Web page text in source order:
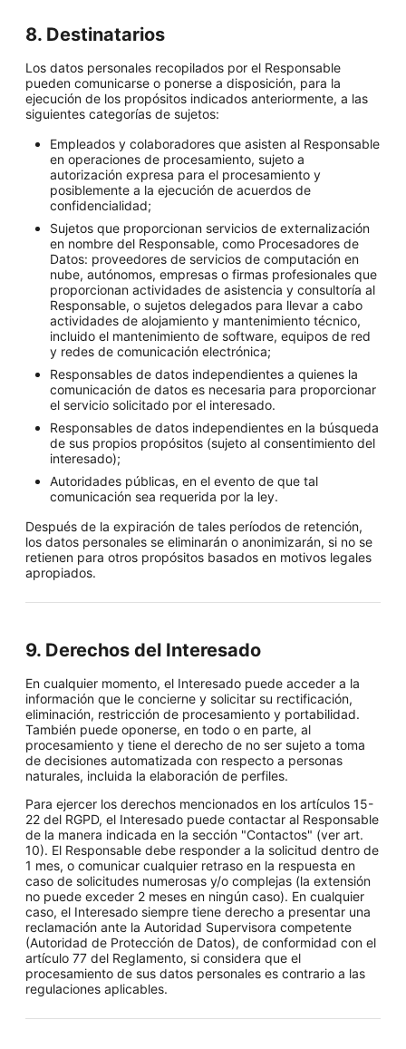
8. Destinatarios
Los datos personales recopilados por el Responsable
pueden comunicarse o ponerse a disposición, para la
ejecución de los propósitos indicados anteriormente, a las
siguientes categorías de sujetos:
Empleados y colaboradores que asisten al Responsable
en operaciones de procesamiento, sujeto a
autorización expresa para el procesamiento y
posiblemente a la ejecución de acuerdos de
confidencialidad;
Sujetos que proporcionan servicios de externalización
en nombre del Responsable, como Procesadores de
Datos: proveedores de servicios de computación en
nube, autónomos, empresas o firmas profesionales que
proporcionan actividades de asistencia y consultoría al
Responsable, o sujetos delegados para llevar a cabo
actividades de alojamiento y mantenimiento técnico,
incluido el mantenimiento de software, equipos de red
y redes de comunicación electrónica;
Responsables de datos independientes a quienes la
comunicación de datos es necesaria para proporcionar
el servicio solicitado por el interesado.
Responsables de datos independientes en la búsqueda
de sus propios propósitos (sujeto al consentimiento del
interesado);
Autoridades públicas, en el evento de que tal
comunicación sea requerida por la ley.
Después de la expiración de tales períodos de retención,
los datos personales se eliminarán o anonimizarán, si no se
retienen para otros propósitos basados en motivos legales
apropiados.
9. Derechos del Interesado
En cualquier momento, el Interesado puede acceder a la
información que le concierne y solicitar su rectificación,
eliminación, restricción de procesamiento y portabilidad.
También puede oponerse, en todo o en parte, al
procesamiento y tiene el derecho de no ser sujeto a toma
de decisiones automatizada con respecto a personas
naturales, incluida la elaboración de perfiles.
Para ejercer los derechos mencionados en los artículos 15-
22 del RGPD, el Interesado puede contactar al Responsable
de la manera indicada en la sección "Contactos" (ver art.
10). El Responsable debe responder a la solicitud dentro de
1 mes, o comunicar cualquier retraso en la respuesta en
caso de solicitudes numerosas y/o complejas (la extensión
no puede exceder 2 meses en ningún caso). En cualquier
caso, el Interesado siempre tiene derecho a presentar una
reclamación ante la Autoridad Supervisora competente
(Autoridad de Protección de Datos), de conformidad con el
artículo 77 del Reglamento, si considera que el
procesamiento de sus datos personales es contrario a las
regulaciones aplicables.